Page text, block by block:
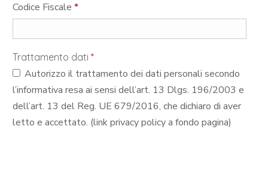
Codice Fiscale*
Trattamento dati*
Autorizzo il trattamento dei dati personali secondo
l’informativa resa ai sensi dell’art. 13 Dlgs. 196/2003 e
dell’art. 13 del Reg. UE 679/2016, che dichiaro di aver
letto e accettato. (link privacy policy a fondo pagina)